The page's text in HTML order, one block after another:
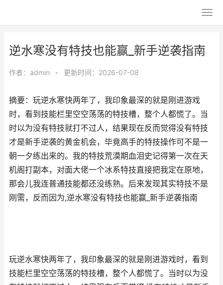
逆水寒没有特技也能赢_新手逆袭指南
作者： admin • 更新时间：2026-07-08
摘要：玩逆水寒快两年了，我印象最深的就是刚进游戏
时，看到技能栏里空空荡荡的特技槽，整个人都慌了。当
时以为没有特技就打不过人，结果现在反而觉得没有特技
才是新手逆袭的黄金机会，毕竟高手的特技操作可不是一
朝一夕练出来的。我的特技荒漠期血泪史记得第一次在天
机阁打副本，对面大佬一个冰系特技直接把我定在原地，
那会儿我连普通技能都还没练熟。后来发现其实特技不是
刚需，反而因为,逆水寒没有特技也能赢_新手逆袭指南
玩逆水寒快两年了，我印象最深的就是刚进游戏时，看到
技能栏里空空荡荡的特技槽，整个人都慌了。当时以为没